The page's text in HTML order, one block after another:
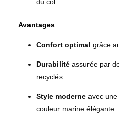
Avantages
Confort optimal grâce
Durabilité assurée par
recyclés
Style moderne avec
couleur marine élégante